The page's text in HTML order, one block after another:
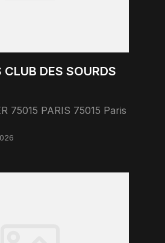
DES SOURDS
75015 PARIS 75015 Paris